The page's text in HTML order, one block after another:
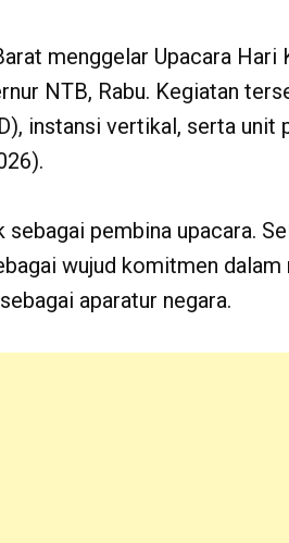
menggelar Upacara Hari
NTB, Rabu. Kegiatan
instansi vertikal, serta unit
pembina upacara.
wujud komitmen
aparatur negara.